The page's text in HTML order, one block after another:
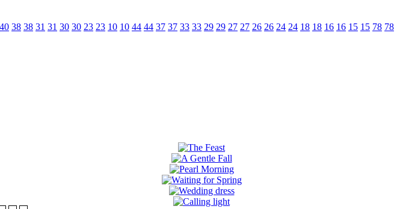
40 38 38 31 31 30 30 23 23 10 10 44 44 37 37 33 33 29 29 27 27 26 26 24 24 18 18 16 16 15 15 78 78